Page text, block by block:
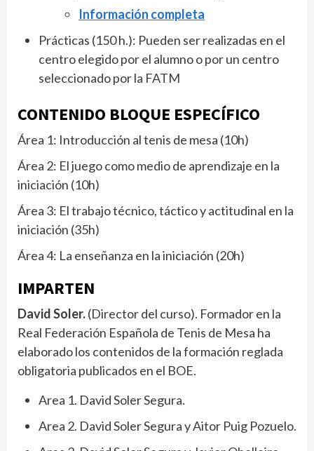
Información completa
Prácticas (150 h.): Pueden ser realizadas en el
centro elegido por el alumno o por un centro
seleccionado por la FATM
CONTENIDO BLOQUE ESPECÍFICO
Área 1: Introducción al tenis de mesa (10h)
Área 2: El juego como medio de aprendizaje en la
iniciación (10h)
Área 3: El trabajo técnico, táctico y actitudinal en la
iniciación (35h)
Área 4: La enseñanza en la iniciación (20h)
IMPARTEN
David Soler.(Director del curso). Formador en la
Real Federación Española de Tenis de Mesa ha
elaborado los contenidos de la formación reglada
obligatoria publicados en el BOE.
Area 1. David Soler Segura.
Area 2. David Soler Segura y Aitor Puig Pozuelo.